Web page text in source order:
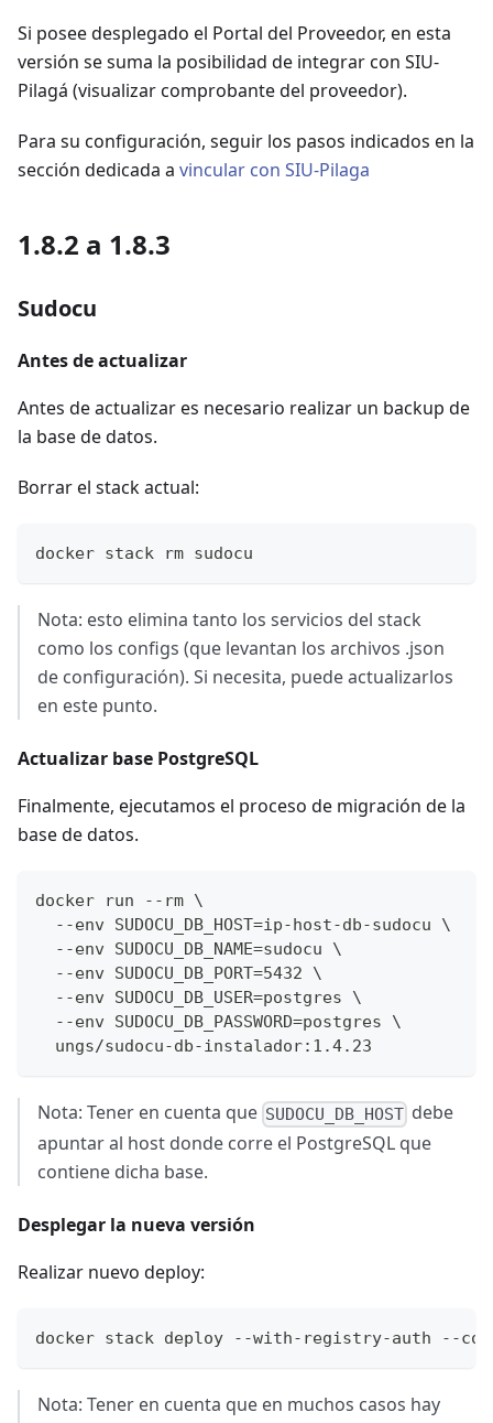
Si posee desplegado el Portal del Proveedor, en esta
versión se suma la posibilidad de integrar con SIU-
Pilagá (visualizar comprobante del proveedor).
Para su configuración, seguir los pasos indicados en la
sección dedicada a vincular con SIU-Pilaga
1.8.2 a 1.8.3
Sudocu
Antes de actualizar
Antes de actualizar es necesario realizar un backup de
la base de datos.
Borrar el stack actual:
docker stack rm sudocu
Nota: esto elimina tanto los servicios del stack
como los configs (que levantan los archivos .json
de configuración). Si necesita, puede actualizarlos
en este punto.
Actualizar base PostgreSQL
Finalmente, ejecutamos el proceso de migración de la
base de datos.
docker run --rm \
  --env SUDOCU_DB_HOST=ip-host-db-sudocu \
  --env SUDOCU_DB_NAME=sudocu \
  --env SUDOCU_DB_PORT=5432 \
  --env SUDOCU_DB_USER=postgres \
  --env SUDOCU_DB_PASSWORD=postgres \
  ungs/sudocu-db-instalador:1.4.23
Nota: Tener en cuenta que SUDOCU_DB_HOST debe
apuntar al host donde corre el PostgreSQL que
contiene dicha base.
Desplegar la nueva versión
Realizar nuevo deploy:
docker stack deploy --with-registry-auth --
Nota: Tener en cuenta que en muchos casos hay